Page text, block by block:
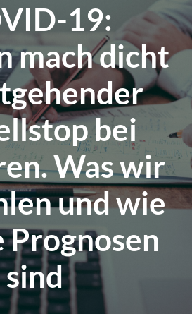
19:
mach dicht
bei
Was wir
und wie
Prognosen
sind